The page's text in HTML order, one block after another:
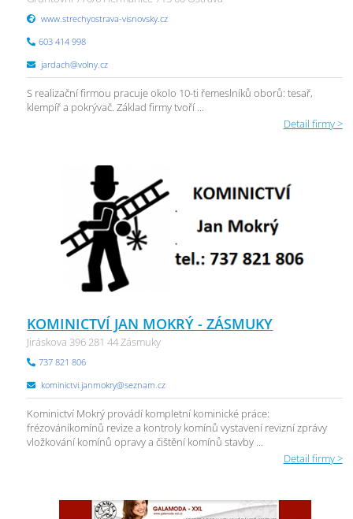
www.strechyostrava-visnovsky.cz
603 414 998
jardach@volny.cz
S realizační firmou pracuje okolo 10-ti řemeslníků oborů: tesař,
klempíř a pokrývač. Základ firmy tvoří ...
Detail firmy >
KOMINICTVÍ JAN MOKRÝ - ZÁSMUKY
Jiráskova 396 281 44 Zásmuky
737 821 806
kominictvi.janmokry@seznam.cz
Kominictví Mokrý provádí kompletní kominické práce:
frézováníkomínů revize a kontroly komínů vystavení revizní zprávy
vložkování komínů opravy a čištění komínů stavby ...
Detail firmy >